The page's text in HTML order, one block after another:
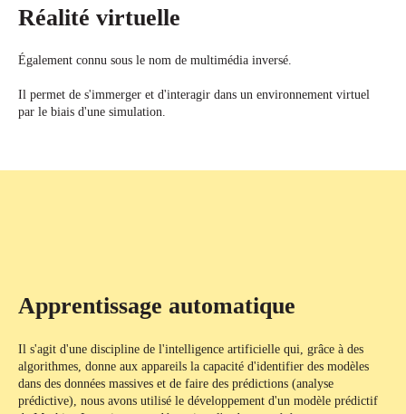
Réalité virtuelle
Également connu sous le nom de multimédia inversé.
Il permet de s'immerger et d'interagir dans un environnement virtuel
par le biais d'une simulation.
Apprentissage automatique
Il s'agit d'une discipline de l'intelligence artificielle qui, grâce à des
algorithmes, donne aux appareils la capacité d'identifier des modèles
dans des données massives et de faire des prédictions (analyse
prédictive), nous avons utilisé le développement d'un modèle prédictif